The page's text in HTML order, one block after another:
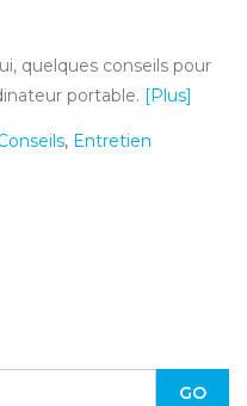
quelques conseils pour
portable. [Plus]
, Entretien